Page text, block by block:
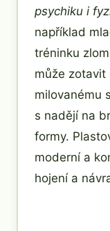
psychiku i
například
tréninku
může zotavit
milovanému
s nadějí na
formy.
moderní a
hojení a